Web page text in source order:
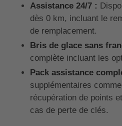
Assistance 24/7 :
dès 0 km, incluant le
de remplacement.
Bris de glace sans
complète incluant les
Pack assistance
supplémentaires
récupération de points
cas de perte de clés.